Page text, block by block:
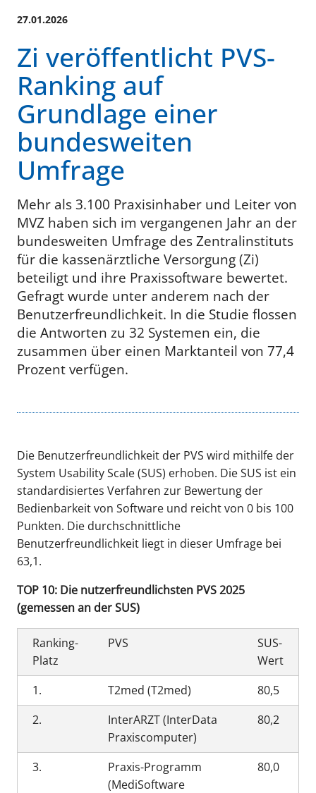
27.01.2026
Zi veröffentlicht PVS-
Ranking auf
Grundlage einer
bundesweiten
Umfrage
Mehr als 3.100 Praxisinhaber und Leiter von
MVZ haben sich im vergangenen Jahr an der
bundesweiten Umfrage des Zentralinstituts
für die kassenärztliche Versorgung (Zi)
beteiligt und ihre Praxissoftware bewertet.
Gefragt wurde unter anderem nach der
Benutzerfreundlichkeit. In die Studie flossen
die Antworten zu 32 Systemen ein, die
zusammen über einen Marktanteil von 77,4
Prozent verfügen.
Die Benutzerfreundlichkeit der PVS wird mithilfe der
System Usability Scale (SUS) erhoben. Die SUS ist ein
standardisiertes Verfahren zur Bewertung der
Bedienbarkeit von Software und reicht von 0 bis 100
Punkten. Die durchschnittliche
Benutzerfreundlichkeit liegt in dieser Umfrage bei
63,1.
TOP 10: Die nutzerfreundlichsten PVS 2025
(gemessen an der SUS)
Ranking-
Platz
PVS
SUS-
Wert
1.
T2med (T2med)
80,5
2.
InterARZT (InterData
Praxiscomputer)
80,2
3.
Praxis-Programm
(MediSoftware
80,0